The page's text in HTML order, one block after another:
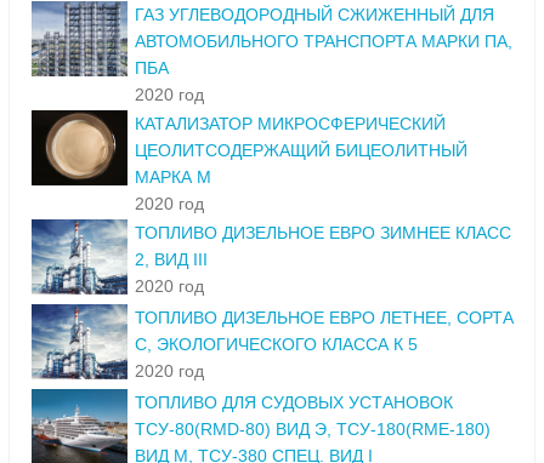
ГАЗ УГЛЕВОДОРОДНЫЙ СЖИЖЕННЫЙ ДЛЯ
АВТОМОБИЛЬНОГО ТРАНСПОРТА МАРКИ ПА,
ПБА
2020 год
КАТАЛИЗАТОР МИКРОСФЕРИЧЕСКИЙ
ЦЕОЛИТСОДЕРЖАЩИЙ БИЦЕОЛИТНЫЙ
МАРКА М
2020 год
ТОПЛИВО ДИЗЕЛЬНОЕ ЕВРО ЗИМНЕЕ КЛАСС
2, ВИД III
2020 год
ТОПЛИВО ДИЗЕЛЬНОЕ ЕВРО ЛЕТНЕЕ, СОРТА
С, ЭКОЛОГИЧЕСКОГО КЛАССА К 5
2020 год
ТОПЛИВО ДЛЯ СУДОВЫХ УСТАНОВОК
ТСУ-80(RMD-80) ВИД Э, ТСУ-180(RME-180)
ВИД М, ТСУ-380 СПЕЦ. ВИД I